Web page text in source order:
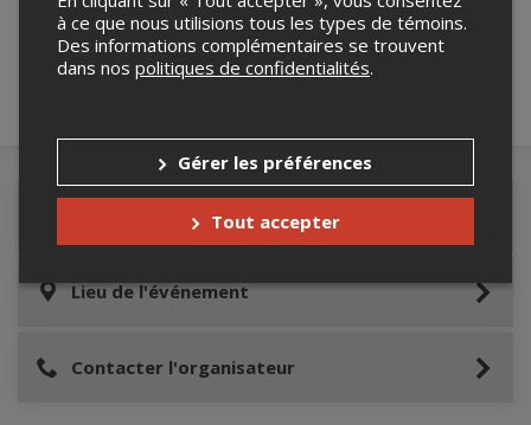
Détails de l'événement
Lieu de l'événement
Contacter l'organisateur
à ce que nous utilisions tous les types de témoins.
Des informations complémentaires se trouvent
dans nos politiques de confidentialités.
Gérer les préférences
Tout accepter